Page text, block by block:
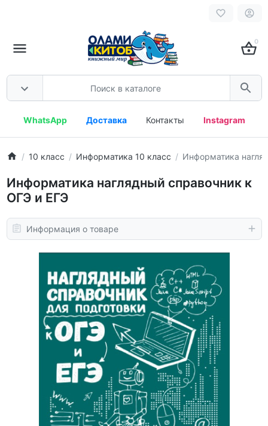
0
WhatsApp Доставка Контакты Instagram
10 класс Информатика 10 класс Информатика
Информатика наглядный справочник к
ОГЭ и ЕГЭ
Информация о товаре